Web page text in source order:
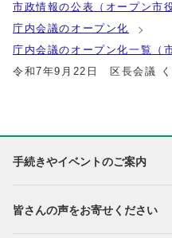
市政情報の公表（オープン市
庁内会議のオープン化
庁内会議のオープン化一覧（
令和7年9月22日 区長会議 く
手続きやイベントのご案内
皆さんの声をお寄せください